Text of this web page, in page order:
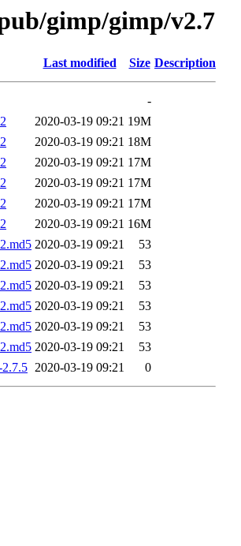
gimp/gimp/v2.7
Last modified Size Description
-
2020-03-19 09:21 19M
2020-03-19 09:21 18M
2020-03-19 09:21 17M
2020-03-19 09:21 17M
2020-03-19 09:21 17M
2020-03-19 09:21 16M
2020-03-19 09:21
53
2020-03-19 09:21
53
2020-03-19 09:21
53
2020-03-19 09:21
53
2020-03-19 09:21
53
2020-03-19 09:21
53
2020-03-19 09:21 0